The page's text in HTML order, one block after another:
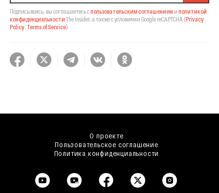
Подписываясь, вы соглашаетесь спользовательским соглашением и политикой
конфиденциальности The Insider, а также с условиями Google reCAPTCHA (Privacy
Policy, Terms of Service).
О проекте
Пользовательское соглашение
Политика конфиденциальности